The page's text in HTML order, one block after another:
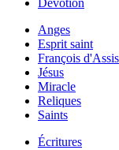
Dévotion
Anges
Esprit saint
François
Jésus
Miracle
Reliques
Saints
Écritures